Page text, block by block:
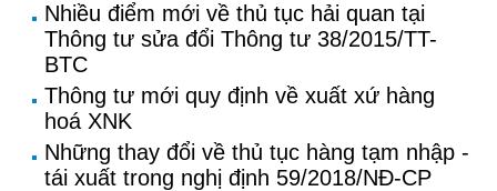
Nhiều điểm mới về thủ tục hải quan tại
Thông tư sửa đổi Thông tư 38/2015/TT-
BTC
Thông tư mới quy định về xuất xứ hàng
hoá XNK
Những thay đổi về thủ tục hàng tạm nhập -
tái xuất trong nghị định 59/2018/NĐ-CP